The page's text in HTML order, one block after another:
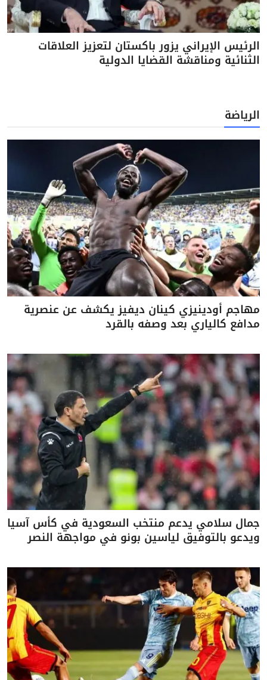
الرئيس الإيراني يزور باكستان لتعزيز العلاقات
الثنائية ومناقشة القضايا الدولية
الرياضة
مهاجم أودينيزي كينان ديفيز يكشف عن عنصرية
مدافع كالياري بعد وصفه بالقرد
جمال سلامي يدعم منتخب السعودية في كأس آسيا
ويدعو بالتوفيق لياسين بونو في مواجهة النصر